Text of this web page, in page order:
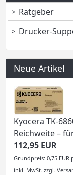
Ratgeber
Drucker-
Neue Artikel
Kyocera TK-
Reichweite –
112,95 EUR
Grundpreis: 0,75 EUR
inkl. MwSt. zzgl.